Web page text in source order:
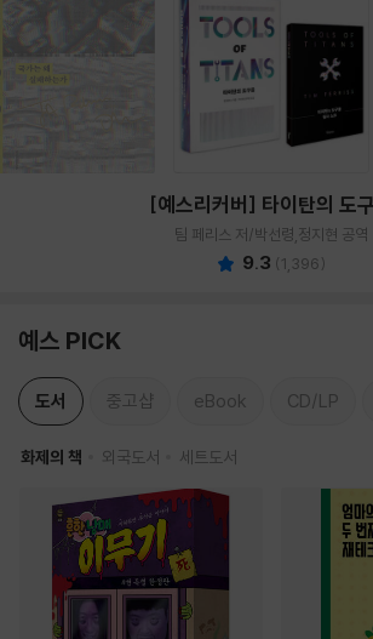
[예스리커버] 타이탄의 도
팀 페리스 저/박선령,정지현 공역
9.3 (1,396)
예스 PICK
도서 중고샵 eBook CD/LP
화제의 책 외국도서 세트도서